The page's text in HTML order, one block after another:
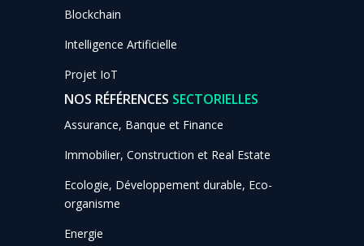
Blockchain
Intelligence Artificielle
Projet IoT
NOS RÉFÉRENCES SECTORIELLES
Assurance, Banque et Finance
Immobilier, Construction et Real Estate
Ecologie, Développement durable, Eco-
organisme
Energie